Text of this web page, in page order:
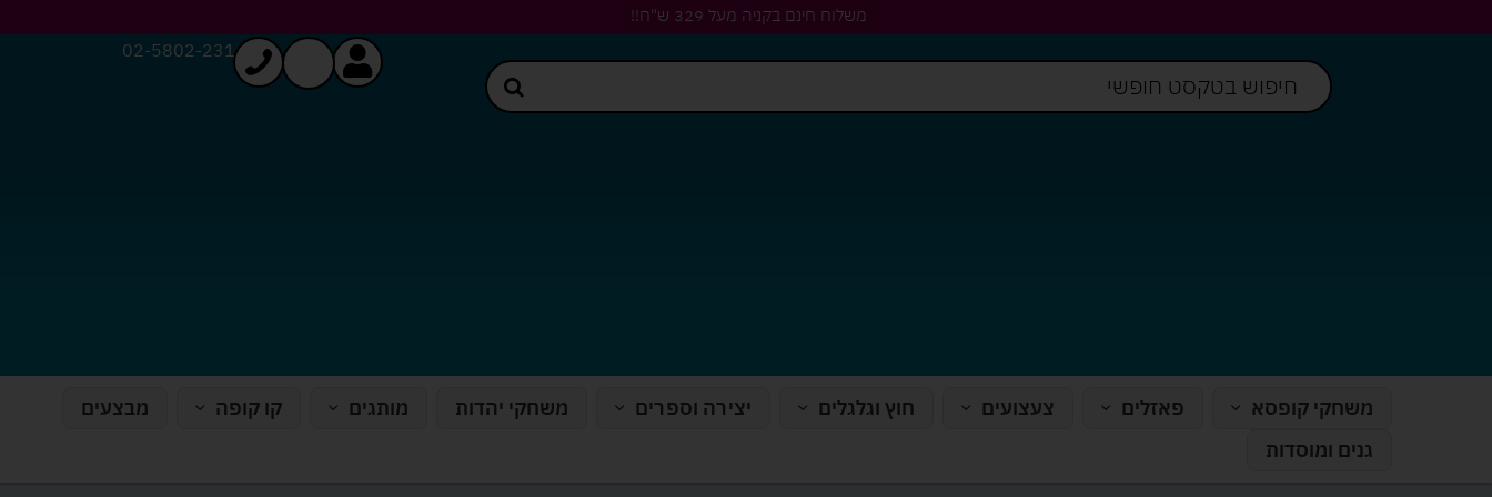
משלוח חינם בקניה מעל 329 ש"ח!!
02-5802-231
משחקי קופסא פאזלים צעצועים חוץ וגלגלים יצירה וספרים משחקי יהדות מותגים קו קופה
מבצעים
גנים ומוסדות